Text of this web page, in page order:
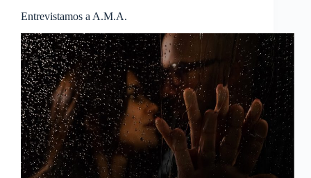
Entrevistamos a A.M.A.